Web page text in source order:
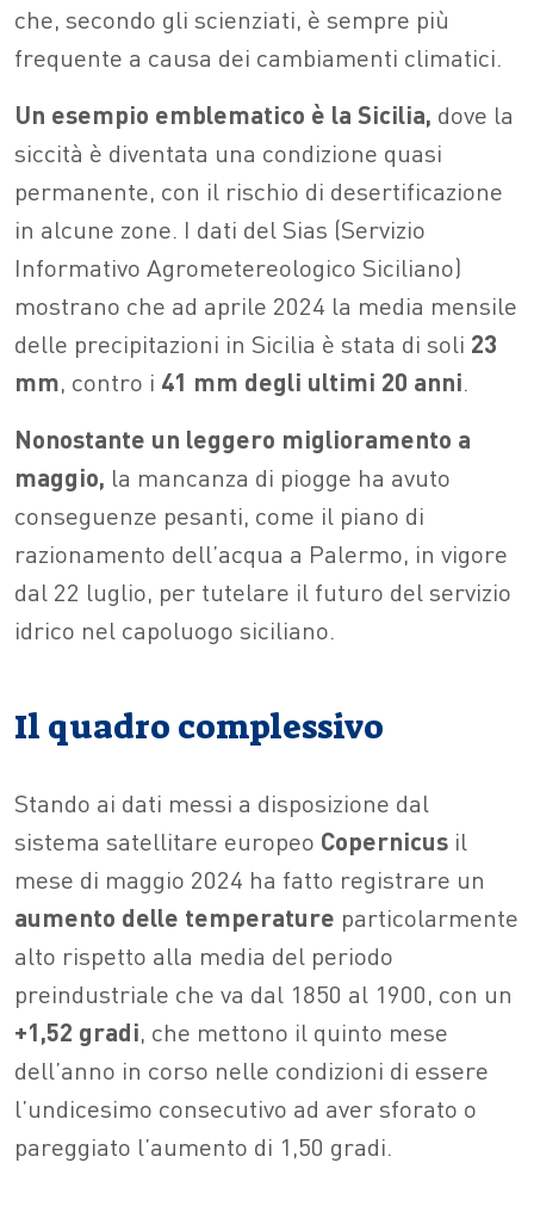
che, secondo gli scienziati, è sempre più
frequente a causa dei cambiamenti climatici.
Un esempio emblematico è la Sicilia, dove la
siccità è diventata una condizione quasi
permanente, con il rischio di desertificazione
in alcune zone. I dati del Sias (Servizio
Informativo Agrometereologico Siciliano)
mostrano che ad aprile 2024 la media mensile
delle precipitazioni in Sicilia è stata di soli 23
mm, contro i 41 mm degli ultimi 20 anni.
Nonostante un leggero miglioramento a
maggio, la mancanza di piogge ha avuto
conseguenze pesanti, come il piano di
razionamento dell’acqua a Palermo, in vigore
dal 22 luglio, per tutelare il futuro del servizio
idrico nel capoluogo siciliano.
Il quadro complessivo
Stando ai dati messi a disposizione dal
sistema satellitare europeo Copernicus il
mese di maggio 2024 ha fatto registrare un
aumento delle temperature particolarmente
alto rispetto alla media del periodo
preindustriale che va dal 1850 al 1900, con un
+1,52 gradi, che mettono il quinto mese
dell’anno in corso nelle condizioni di essere
l’undicesimo consecutivo ad aver sforato o
pareggiato l’aumento di 1,50 gradi.